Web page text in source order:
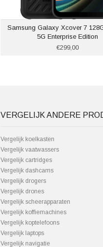
Samsung Galaxy Xcover 7
5G Enterprise Edition
€299,00
VERGELIJK ANDERE
Vergelijk koelkasten
Vergelijk vaatwassers
Vergelijk cartridges
Vergelijk dashcams
Vergelijk drogers
Vergelijk drones
Vergelijk scheerapparaten
Vergelijk koffiemachines
Vergelijk koptelefoons
Vergelijk laptops
Vergelijk navigatie